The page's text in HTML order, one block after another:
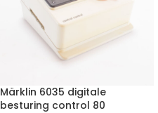
Märklin 6035 digitale
besturing control 80